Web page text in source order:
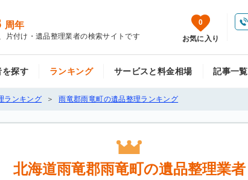
周年
片付け・遺品整理業者の検索サイトです
0
お気に入り
を探す ランキング サービスと料金相場 記事一覧
ランキング 雨竜郡雨竜町の遺品整理ランキング
北海道雨竜郡雨竜町の遺品整理業者